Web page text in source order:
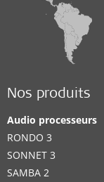
Nos produits
Audio processeurs
RONDO 3
SONNET 3
SAMBA 2